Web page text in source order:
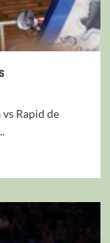
Rapid de